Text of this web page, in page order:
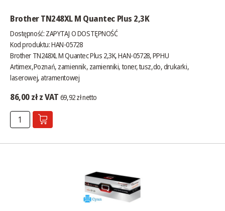
Brother TN248XL M Quantec Plus 2,3K
Dostępność: ZAPYTAJ O DOSTĘPNOŚĆ
Kod produktu: HAN-05728
Brother TN248XL M Quantec Plus 2,3K, HAN-05728, PPHU
Artimex,Poznań, zamiennik, zamienniki, toner, tusz,do, drukarki,
laserowej, atramentowej
86,00 zł z VAT 69,92 zł netto